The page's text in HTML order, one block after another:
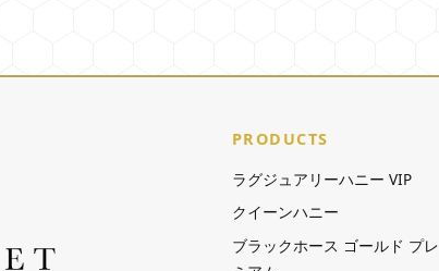
PRODUCTS
ラグジュアリーハニー VIP
クイーンハニー
ブラックホース ゴールド プレ